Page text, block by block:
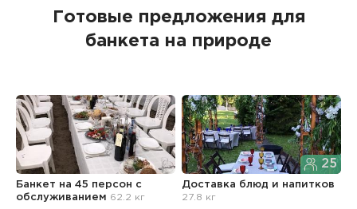
Готовые предложения для
банкета на природе
Банкет на 45 персон с
обслуживанием 62.2 кг
25
Доставка блюд и напитков
27.8 кг